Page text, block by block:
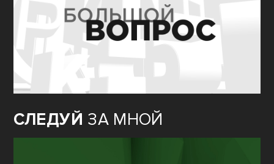
СЛЕДУЙ ЗА МНОЙ